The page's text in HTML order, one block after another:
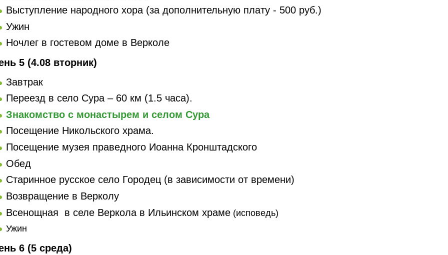
Выступление народного хора (за дополнительную плату - 500 руб.)
Ужин
Ночлег в гостевом доме в Верколе
5 (4.08 вторник)
Завтрак
Переезд в село Сура – 60 км (1.5 часа).
Знакомство с монастырем и селом Сура
Посещение Никольского храма.
Посещение музея праведного Иоанна Кронштадского
Обед
Старинное русское село Городец (в зависимости от времени)
Возвращение в Верколу
Всенощная в селе Веркола в Ильинском храме(исповедь)
Ужин
6 (5 среда)